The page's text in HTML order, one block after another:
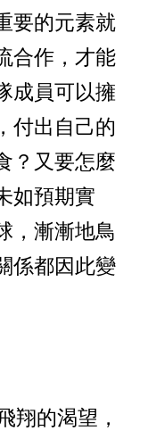
要的元素就
合作，才能
成員可以擁
付出自己的
？又要怎麼
如預期實
，漸漸地鳥
係都因此變
翔的渴望，